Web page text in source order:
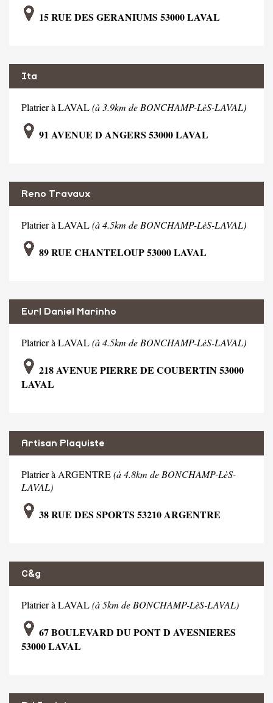
15 RUE DES GERANIUMS 53000 LAVAL
Ita
Platrier à LAVAL(à 3.9km de BONCHAMP-LèS-LAVAL)
91 AVENUE D ANGERS 53000 LAVAL
Reno Travaux
Platrier à LAVAL(à 4.5km de BONCHAMP-LèS-LAVAL)
89 RUE CHANTELOUP 53000 LAVAL
Eurl Daniel Marinho
Platrier à LAVAL(à 4.5km de BONCHAMP-LèS-LAVAL)
218 AVENUE PIERRE DE COUBERTIN 53000
LAVAL
Artisan Plaquiste
Platrier à ARGENTRE(à 4.8km de BONCHAMP-LèS-
LAVAL)
38 RUE DES SPORTS 53210 ARGENTRE
C&g
Platrier à LAVAL(à 5km de BONCHAMP-LèS-LAVAL)
67 BOULEVARD DU PONT D AVESNIERES
53000 LAVAL